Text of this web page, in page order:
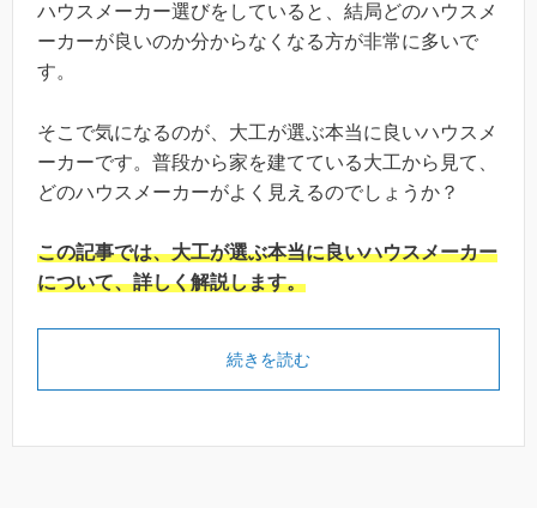
ハウスメーカー選びをしていると、結局どのハウスメ
ーカーが良いのか分からなくなる方が非常に多いで
す。
そこで気になるのが、大工が選ぶ本当に良いハウスメ
ーカーです。普段から家を建てている大工から見て、
どのハウスメーカーがよく見えるのでしょうか？
この記事では、大工が選ぶ本当に良いハウスメーカー
について、詳しく解説します。
続きを読む